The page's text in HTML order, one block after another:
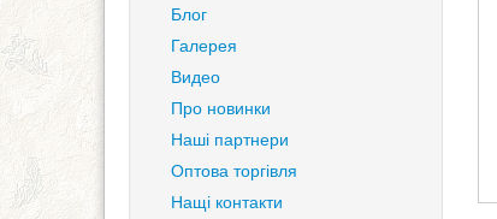
Блог
Галерея
Видео
Про новинки
Наші партнери
Оптова торгівля
Нащі контакти